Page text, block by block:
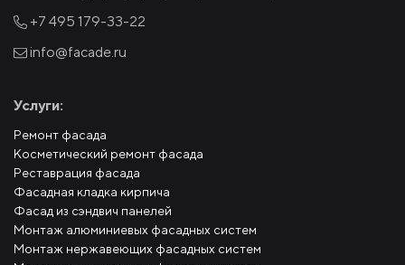
+7 495 179-33-22
info@facade.ru
Услуги:
Ремонт фасада
Косметический ремонт фасада
Реставрация фасада
Фасадная кладка кирпича
Фасад из сэндвич панелей
Монтаж алюминиевых фасадных систем
Монтаж нержавеющих фасадных систем